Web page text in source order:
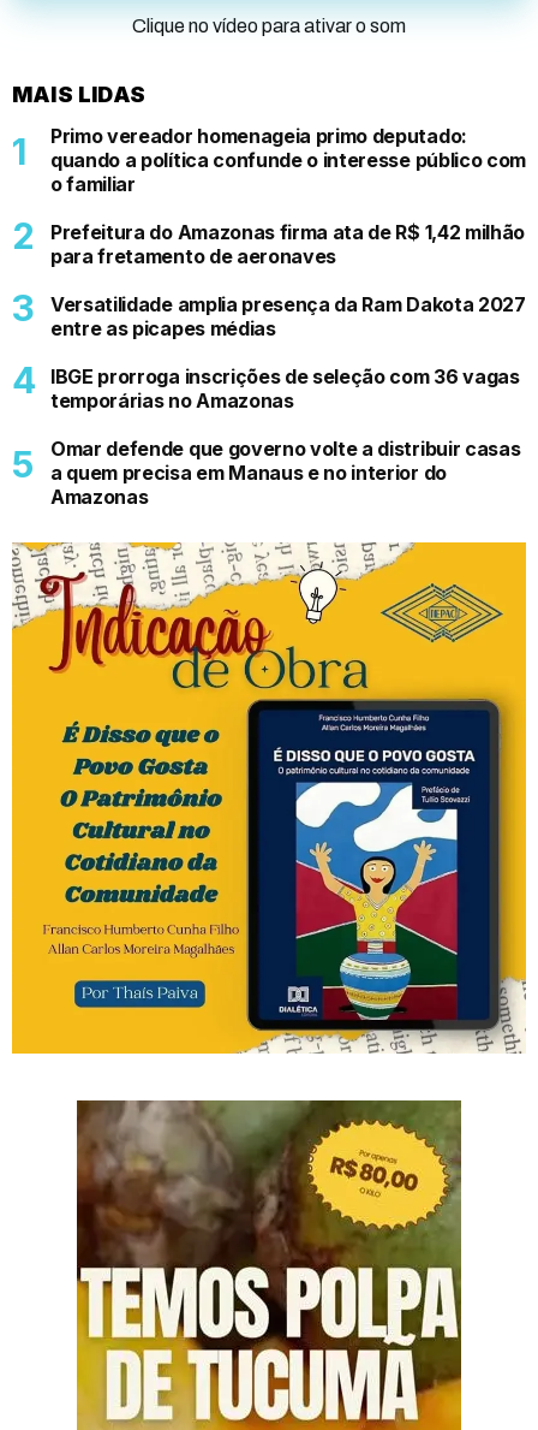
Clique no vídeo para ativar o som
MAIS LIDAS
Primo vereador homenageia primo deputado:
quando a política confunde o interesse público com
o familiar
Prefeitura do Amazonas firma ata de R$ 1,42 milhão
para fretamento de aeronaves
Versatilidade amplia presença da Ram Dakota 2027
entre as picapes médias
IBGE prorroga inscrições de seleção com 36 vagas
temporárias no Amazonas
Omar defende que governo volte a distribuir casas
a quem precisa em Manaus e no interior do
Amazonas